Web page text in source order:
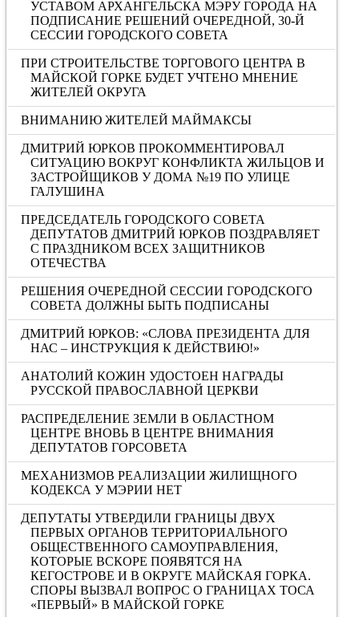
УСТАВОМ АРХАНГЕЛЬСКА МЭРУ ГОРОДА НА
ПОДПИСАНИЕ РЕШЕНИЙ ОЧЕРЕДНОЙ, 30-Й
СЕССИИ ГОРОДСКОГО СОВЕТА
ПРИ СТРОИТЕЛЬСТВЕ ТОРГОВОГО ЦЕНТРА В
МАЙСКОЙ ГОРКЕ БУДЕТ УЧТЕНО МНЕНИЕ
ЖИТЕЛЕЙ ОКРУГА
ВНИМАНИЮ ЖИТЕЛЕЙ МАЙМАКСЫ
ДМИТРИЙ ЮРКОВ ПРОКОММЕНТИРОВАЛ
СИТУАЦИЮ ВОКРУГ КОНФЛИКТА ЖИЛЬЦОВ И
ЗАСТРОЙЩИКОВ У ДОМА №19 ПО УЛИЦЕ
ГАЛУШИНА
ПРЕДСЕДАТЕЛЬ ГОРОДСКОГО СОВЕТА
ДЕПУТАТОВ ДМИТРИЙ ЮРКОВ ПОЗДРАВЛЯЕТ
С ПРАЗДНИКОМ ВСЕХ ЗАЩИТНИКОВ
ОТЕЧЕСТВА
РЕШЕНИЯ ОЧЕРЕДНОЙ СЕССИИ ГОРОДСКОГО
СОВЕТА ДОЛЖНЫ БЫТЬ ПОДПИСАНЫ
ДМИТРИЙ ЮРКОВ: «CЛОВА ПРЕЗИДЕНТА ДЛЯ
НАС – ИНСТРУКЦИЯ К ДЕЙСТВИЮ!»
АНАТОЛИЙ КОЖИН УДОСТОЕН НАГРАДЫ
РУССКОЙ ПРАВОСЛАВНОЙ ЦЕРКВИ
РАСПРЕДЕЛЕНИЕ ЗЕМЛИ В ОБЛАСТНОМ
ЦЕНТРЕ ВНОВЬ В ЦЕНТРЕ ВНИМАНИЯ
ДЕПУТАТОВ ГОРСОВЕТА
МЕХАНИЗМОВ РЕАЛИЗАЦИИ ЖИЛИЩНОГО
КОДЕКСА У МЭРИИ НЕТ
ДЕПУТАТЫ УТВЕРДИЛИ ГРАНИЦЫ ДВУХ
ПЕРВЫХ ОРГАНОВ ТЕРРИТОРИАЛЬНОГО
ОБЩЕСТВЕННОГО САМОУПРАВЛЕНИЯ,
КОТОРЫЕ ВСКОРЕ ПОЯВЯТСЯ НА
КЕГОСТРОВЕ И В ОКРУГЕ МАЙСКАЯ ГОРКА.
СПОРЫ ВЫЗВАЛ ВОПРОС О ГРАНИЦАХ ТОСА
«ПЕРВЫЙ» В МАЙСКОЙ ГОРКЕ